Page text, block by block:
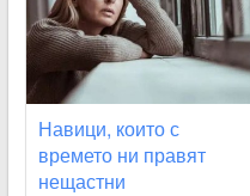
Навици, които с
времето ни правят
нещастни